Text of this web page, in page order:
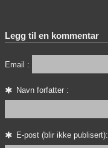
Legg til en kommentar
Email :
Navn forfatter :
E-post (blir ikke publisert):